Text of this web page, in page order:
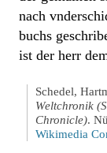
nach
buchs
ist der herr
Schedel,
Weltchronik
Chronicle).
Wikimedia